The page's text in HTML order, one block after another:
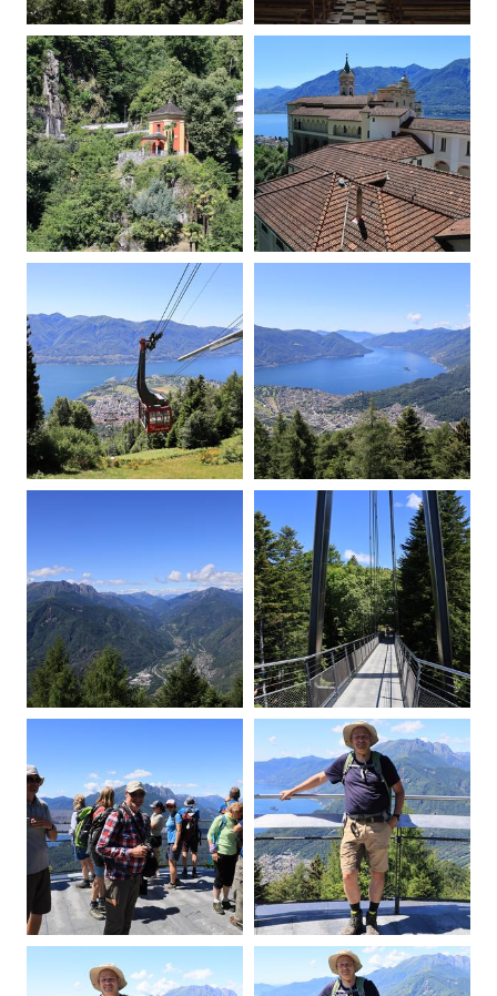
20260605105921-00.jpg 20260605110024-00.jpg
20260605110411-00.jpg 20260605110927-00.jpg
20260605112917-00.jpg 20260605114611-00.jpg
20260605114645-00.jpg 20260605114943-00.jpg